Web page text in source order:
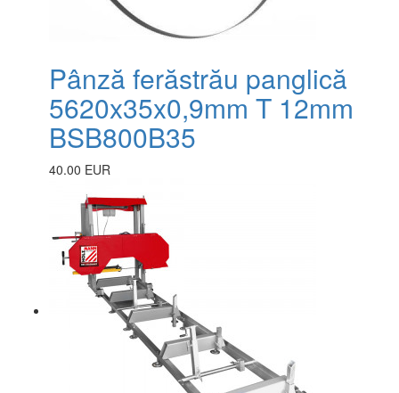
Pânză ferăstrău panglică
5620x35x0,9mm T 12mm
BSB800B35
40.00 EUR